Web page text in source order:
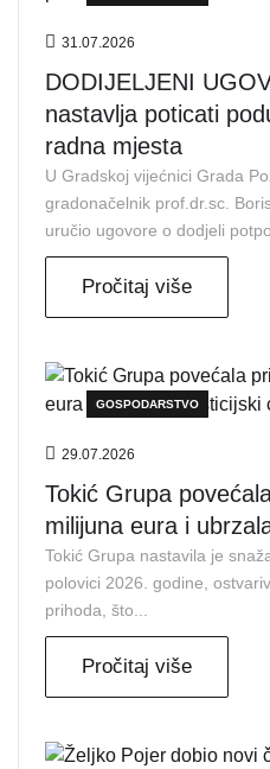
31.07.2026
DODIJELJENI
nastavlja poticati
radna mjesta
U Gradskoj vijećnici Grada
gradonačelnik prof.dr.sc.
uručio ugovore o dodjeli
Pročitaj više
GOSPODARSTVO
29.07.2026
Tokić Grupa
milijuna eura i
Tokić Grupa nastavila je
polovici 2026. godine,
prihoda, što...
Pročitaj više